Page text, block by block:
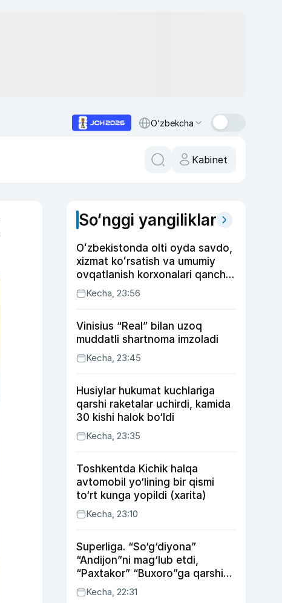
O‘zbekcha
Kabinet
So‘nggi yangiliklar
Oʻzbekistonda olti oyda savdo,
xizmat koʻrsatish va umumiy
ovqatlanish korxonalari qancha
soliq toʻlagani ochiqlandi
Kecha, 23:56
Vinisius “Real” bilan uzoq
muddatli shartnoma imzoladi
Kecha, 23:45
Husiylar hukumat kuchlariga
qarshi raketalar uchirdi, kamida
30 kishi halok bo‘ldi
Kecha, 23:35
Toshkentda Kichik halqa
avtomobil yo‘lining bir qismi
to‘rt kunga yopildi (xarita)
Kecha, 23:10
Superliga. “So‘g‘diyona”
“Andijon”ni mag‘lub etdi,
“Paxtakor” “Buxoro”ga qarshi
bahsda g‘alabani qo‘ldan
chiqardi
Kecha, 22:31